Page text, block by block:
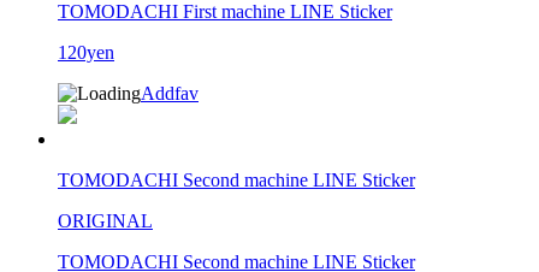
TOMODACHI First machine LINE Sticker
120yen
Addfav
TOMODACHI Second machine LINE Sticker
ORIGINAL
TOMODACHI Second machine LINE Sticker